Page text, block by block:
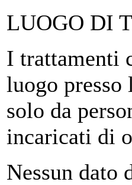
LUOGO DI
I trattamenti
luogo presso
solo da
incaricati di
Nessun dato